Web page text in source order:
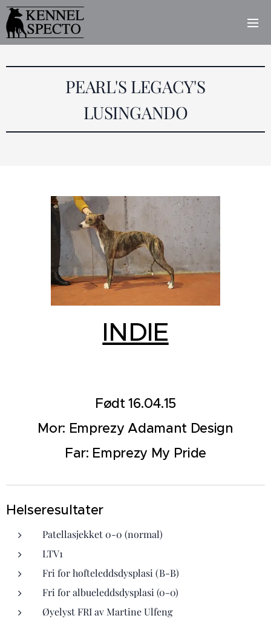
PEARL'S LEGACY'S
LUSINGANDO
INDIE
Født 16.04.15
Mor: Emprezy Adamant Design
Far: Emprezy My Pride
Helseresultater
Patellasjekket 0-0 (normal)
LTV1
Fri for hofteleddsdysplasi (B-B)
Fri for albueleddsdysplasi (0-0)
Øyelyst FRI av Martine Ulfeng